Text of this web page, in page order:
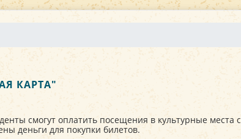
КАРТА"
смогут оплатить посещения в культурные места
деньги для покупки билетов.